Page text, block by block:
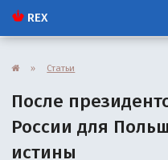
REX
» Статьи
После
России для
истины